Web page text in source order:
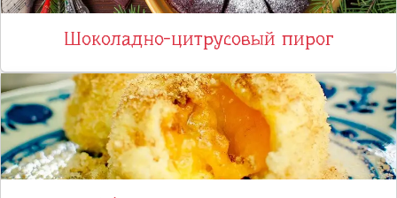
Шоколадно-цитрусовый пирог